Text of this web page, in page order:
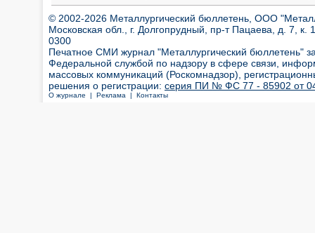
© 2002-2026 Металлургический бюллетень, ООО
Московская обл., г. Долгопрудный, пр-т Пацаева, д. 7,
0300
Печатное СМИ журнал "Металлургический бюллетень"
Федеральной службой по надзору в сфере связи,
массовых коммуникаций (Роскомнадзор),
решения о регистрации: серия ПИ № ФС 77 - 85902 от 04
О журнале | Реклама | Контакты